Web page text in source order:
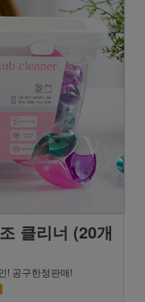
클리너 (20개
! 공구한정판매!